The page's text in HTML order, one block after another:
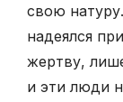
свою
надеялся
жертву,
и эти люди